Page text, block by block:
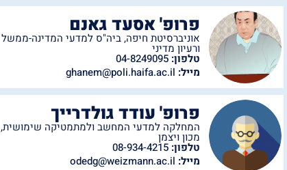
פרופ' אסעד גאנם
אוניברסיטת חיפה,ביה"ס למדעי המדינה-ממשל
ורעיון מדיני
טלפון:
מייל: ghanem@poli.haifa.ac.il
פרופ' עודד גולדרייך
המחלקה למדעי המחשב ולמתמטיקה שימושית,
מכון ויצמן
טלפון:
מייל: odedg@weizmann.ac.il